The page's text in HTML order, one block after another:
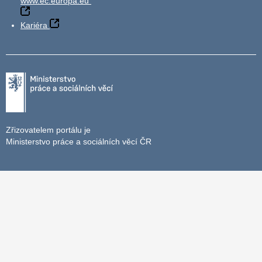
Kariéra
Zřizovatelem portálu je
Ministerstvo práce a sociálních věcí ČR